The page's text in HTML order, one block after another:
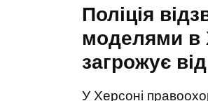
Поліція
моделями в
загрожує
У Херсоні